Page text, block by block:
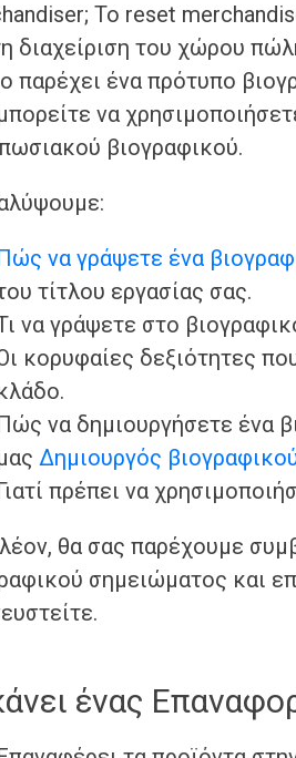
Το reset
διαχείριση του χώρου
παρέχει ένα πρότυπο
να
βιογραφικού.
να γράψετε ένα
τίτλου εργασίας σας.
να γράψετε στο
κορυφαίες δεξιότητες
να δημιουργήσετε ένα
Δημιουργός
πρέπει να
θα σας παρέχουμε
σημειώματος και
ένας